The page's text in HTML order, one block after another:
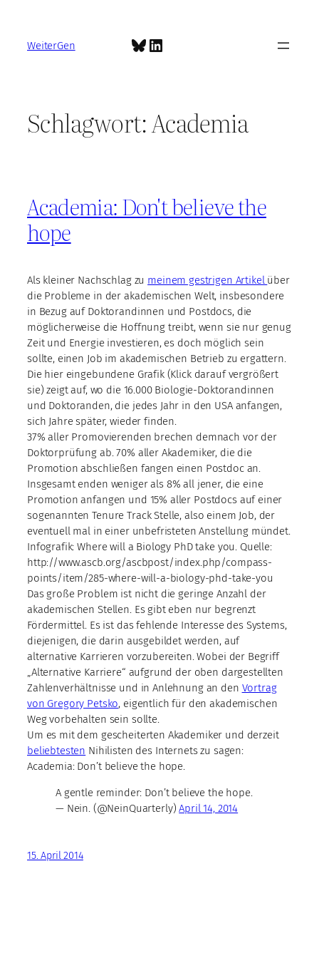
springen
WeiterGen Bluesky
LinkedIn
Schlagwort:Academia
Academia: Don't believe the
hope
Als kleiner Nachschlag zu meinem gestrigen Artikel über
die Probleme in der akademischen Welt, insbesondere
in Bezug auf Doktorandinnen und Postdocs, die
möglicherweise die Hoffnung treibt, wenn sie nur genug
Zeit und Energie investieren, es doch möglich sein
sollte, einen Job im akademischen Betrieb zu ergattern.
Die hier eingebundene Grafik (Klick darauf vergrößert
sie) zeigt auf, wo die 16.000 Biologie-Doktorandinnen
und Doktoranden, die jedes Jahr in den USA anfangen,
sich Jahre später, wieder finden.
37% aller Promovierenden brechen demnach vor der
Doktorprüfung ab. 70% aller Akademiker, die die
Promotion abschließen fangen einen Postdoc an.
Insgesamt enden weniger als 8% all jener, die eine
Promotion anfangen und 15% aller Postdocs auf einer
sogenannten Tenure Track Stelle, also einem Job, der
eventuell mal in einer unbefristeten Anstellung mündet.
Infografik: Where will a Biology PhD take you. Quelle:
http://www.ascb.org/ascbpost/index.php/compass-
points/item/285-where-will-a-biology-phd-take-you
Das große Problem ist nicht die geringe Anzahl der
akademischen Stellen. Es gibt eben nur begrenzt
Fördermittel. Es ist das fehlende Interesse des Systems,
diejenigen, die darin ausgebildet werden, auf
alternative Karrieren vorzubereiten. Wobei der Begriff
„Alternative Karriere“ aufgrund der oben dargestellten
Zahlenverhältnisse und in Anlehnung an den Vortrag
von Gregory Petsko, eigentlich für den akademischen
Weg vorbehalten sein sollte.
Um es mit dem gescheiterten Akademiker und derzeit
beliebtesten Nihilisten des Internets zu sagen:
Academia: Don’t believe the hope.
A gentle reminder: Don’t believe the hope.
— Nein. (@NeinQuarterly)April 14, 2014
15. April 2014